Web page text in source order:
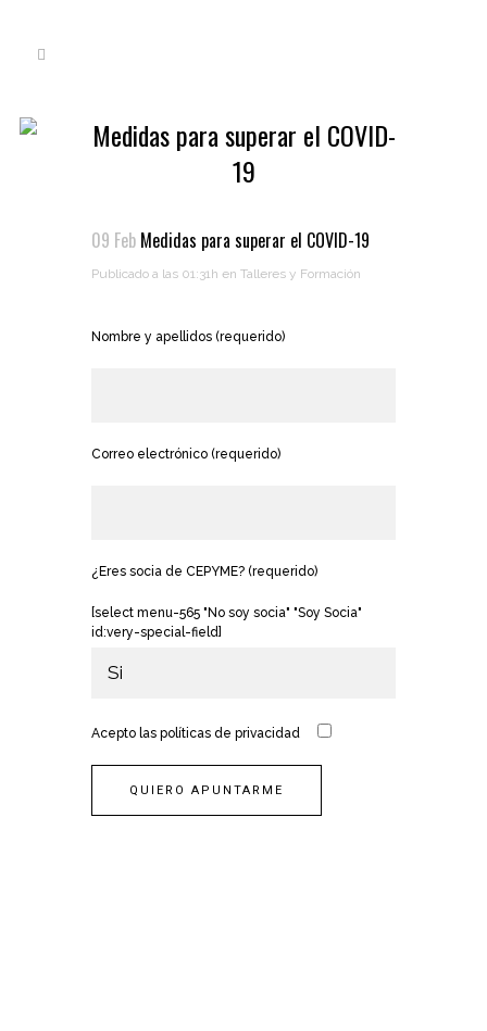
Medidas para superar el COVID-
19
09 Feb Medidas para superar el COVID-19
Publicado a las 01:31h en Talleres y Formación
Nombre y apellidos (requerido)
Correo electrónico (requerido)
¿Eres socia de CEPYME? (requerido)
[select menu-565 "No soy socia" "Soy Socia"
id:very-special-field]
Acepto las políticas de privacidad